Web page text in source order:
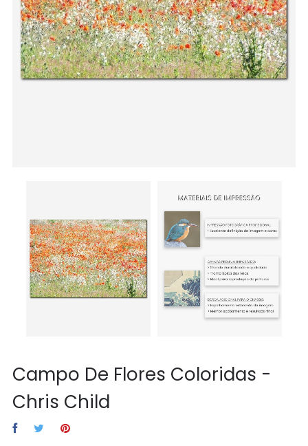
Campo De Flores Coloridas -
Chris Child